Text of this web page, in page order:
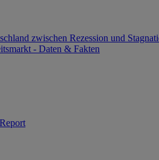
zwischen Rezession und
- Daten & Fakten